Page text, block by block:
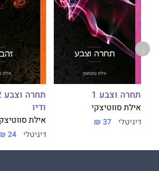
תחרה וצבע 1
אילת סווטיצקי
דיגיטלי 37 ₪
ודיו
אילת
דיגיטלי 24 ₪